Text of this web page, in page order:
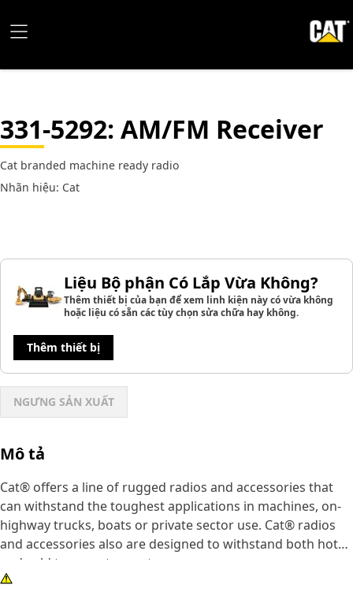
331-5292: AM/FM Receiver
Cat branded machine ready radio
Nhãn hiệu: Cat
Liệu Bộ phận Có Lắp Vừa Không?
Thêm thiết bị của bạn để xem linh kiện này có vừa không
hoặc liệu có sẵn các tùy chọn sửa chữa hay không.
Thêm thiết bị
NGƯNG SẢN XUẤT
Mô tả
Cat® offers a line of rugged radios and accessories that
can withstand the toughest applications in machines, on-
highway trucks, boats or private sector use. Cat® radios
and accessories also are designed to withstand both hot
and cold temperature extremes.